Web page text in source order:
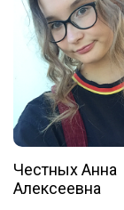
Честных Анна
Алексеевна